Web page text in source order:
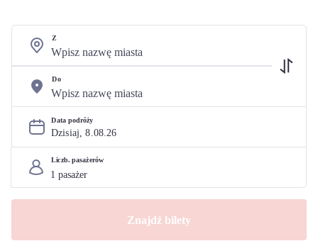
Z
Do
Data podróży
Dzisiaj, 8.08.26
Liczb. pasażerów
Znajdź bilety